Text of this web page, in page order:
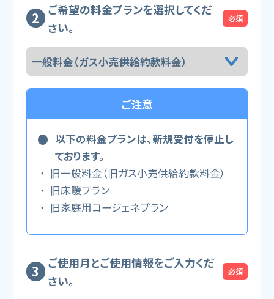
ご希望の料金プランを選択してくだ
さい。
必須
ご注意
以下の料金プランは、新規受付を停止し
ております。
旧一般料金（旧ガス小売供給約款料金）
旧床暖プラン
旧家庭用コージェネプラン
ご使用月とご使用情報をご入力くだ
さい。
必須